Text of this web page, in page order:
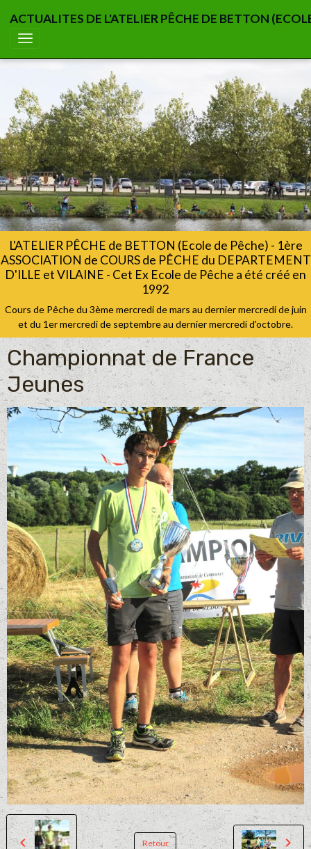
ACTUALITES DE L'ATELIER PÊCHE DE BETTON
L'ATELIER PÊCHE de BETTON (Ecole de Pêche) - 1ère
ASSOCIATION de COURS de PÊCHE du DEPARTEMENT
D'ILLE et VILAINE - Cet Ex Ecole de Pêche a été créé en
1992
Cours de Pêche du 3ème mercredi de mars au dernier mercredi de juin
et du 1er mercredi de septembre au dernier mercredi d'octobre.
Championnat de France
Jeunes
Retour